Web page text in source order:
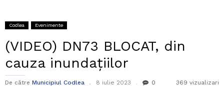
Codlea Evenimente
(VIDEO) DN73 BLOCAT, din
cauza inundațiilor
De către Municipiul Codlea 8 iulie 2023 0 369 vizualizari